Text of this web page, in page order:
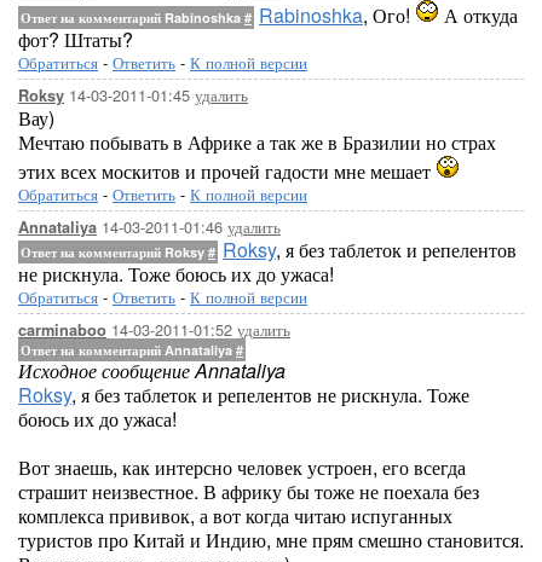
Ответ на комментарий Rabinoshka # Rabinoshka, Ого!
А откуда
фот? Штаты?
Обратиться - Ответить - К полной версии
Roksy 14-03-2011-01:45 удалить
Вау)
Мечтаю побывать в Африке а так же в Бразилии но страх
этих всех москитов и прочей гадости мне мешает
Обратиться - Ответить - К полной версии
Annataliya 14-03-2011-01:46 удалить
Ответ на комментарий Roksy # Roksy, я без таблеток и репелентов
не рискнула. Тоже боюсь их до ужаса!
Обратиться - Ответить - К полной версии
carminaboo 14-03-2011-01:52 удалить
Ответ на комментарий Annataliya #
Исходное сообщение Annataliya
Roksy, я без таблеток и репелентов не рискнула. Тоже
боюсь их до ужаса!
Вот знаешь, как интерсно человек устроен, его всегда
страшит неизвестное. В африку бы тоже не поехала без
комплекса прививок, а вот когда читаю испуганных
туристов про Китай и Индию, мне прям смешно становится.